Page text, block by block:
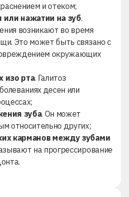
и отеком;
нажатии на зуб.
возникают во время
Это может быть связано с
окружающих
изо рта. Галитоз
десен или
зуба. Он может
относительно других;
карманов между зубами
на прогрессирование